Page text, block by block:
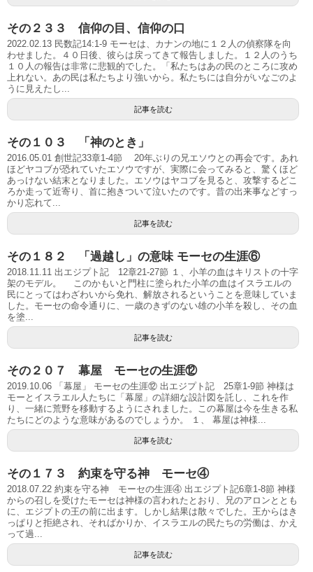
その２３３ 信仰の目、信仰の口
2022.02.13 民数記14:1-9 モーセは、カナンの地に１２人の偵察隊を向
わせました。４０日後、彼らは戻ってきて報告しました。１２人のうち
１０人の報告は非常に悲観的でした。「私たちはあの民のところに攻め
上れない。あの民は私たちより強いから。私たちには自分がいなごのよ
うに見えたし...
記事を読む
その１０３ 「神のとき」
2016.05.01 創世記33章1-4節 20年ぶりの兄エソウとの再会です。あれ
ほどヤコブが恐れていたエソウですが、実際に会ってみると、驚くほど
あっけない結末となりました。エソウはヤコブを見ると、攻撃するどこ
ろか走って近寄り、首に抱きついて泣いたのです。昔の出来事などすっ
かり忘れて...
記事を読む
その１８２ 「過越し」の意味 モーセの生涯⑥
2018.11.11 出エジプト記 12章21-27節 １、小羊の血はキリストの十字
架のモデル。 このかもいと門柱に塗られた小羊の血はイスラエルの
民にとってはわざわいから免れ、解放されるということを意味していま
した。モーセの命令通りに、一歳のきずのない雄の小羊を殺し、その血
を塗...
記事を読む
その２０７ 幕屋 モーセの生涯⑫
2019.10.06 「幕屋」 モーセの生涯⑫ 出エジプト記 25章1-9節 神様は
モーとイスラエル人たちに「幕屋」の詳細な設計図を託し、これを作
り、一緒に荒野を移動するようにされました。この幕屋は今を生きる私
たちにどのような意味があるのでしょうか。 １、 幕屋は神様...
記事を読む
その１７３ 約束を守る神 モーセ④
2018.07.22 約束を守る神 モーセの生涯④ 出エジプト記6章1-8節 神様
からの召しを受けたモーセは神様の言われたとおり、兄のアロンととも
に、エジプトの王の前に出ます。しかし結果は散々でした。王からはき
っぱりと拒絶され、そればかりか、イスラエルの民たちの労働は、かえ
って過...
記事を読む